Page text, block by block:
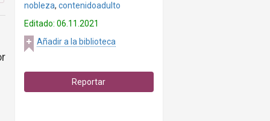
nobleza, contenidoadulto
Editado: 06.11.2021
Añadir a la biblioteca
Reportar